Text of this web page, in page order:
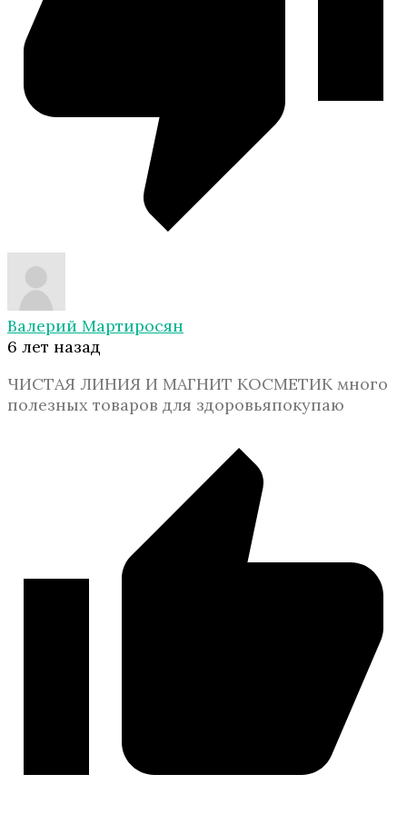
Валерий Мартиросян
6 лет назад
ЧИСТАЯ ЛИНИЯ И МАГНИТ КОСМЕТИК много
полезных товаров для здоровьяпокупаю